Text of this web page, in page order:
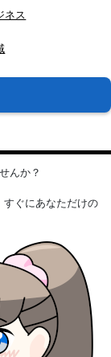
ネス
んか？
すぐにあなただけの